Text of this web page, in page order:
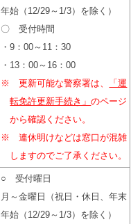
年始（12/29～1/3）を除く）
〇 受付時間
・9：00～11：30
・13：00～16：00
※ 更新可能な警察署は、
「運
転免許更新手続き」のページ
から確認ください。
※ 連休明けなどは窓口が混雑
しますのでご了承ください。
○ 受付曜日
月～金曜日（祝日・休日、年末
年始（12/29～1/3）を除く）